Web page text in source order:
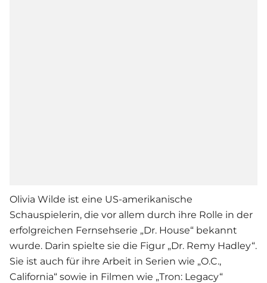
Olivia Wilde ist eine US-amerikanische
Schauspielerin, die vor allem durch ihre Rolle in der
erfolgreichen Fernsehserie „Dr. House“ bekannt
wurde. Darin spielte sie die Figur „Dr. Remy Hadley“.
Sie ist auch für ihre Arbeit in Serien wie „O.C.,
California“ sowie in Filmen wie „Tron: Legacy“